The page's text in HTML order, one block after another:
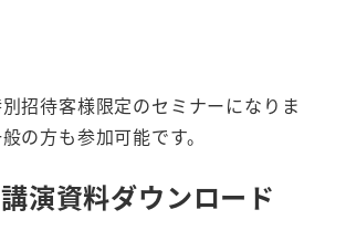
招待客様限定のセミナーになりま
の方も参加可能です。
演資料ダウンロード